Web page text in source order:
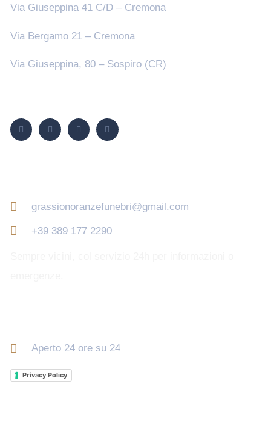
Via Giuseppina 41 C/D – Cremona
Via Bergamo 21 – Cremona
Via Giuseppina, 80 – Sospiro (CR)
grassionoranzefunebri@gmail.com
+39 389 177 2290
Aperto 24 ore su 24
Privacy Policy